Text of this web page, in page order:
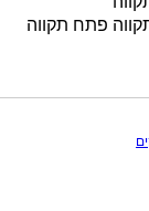
פתח תקווה